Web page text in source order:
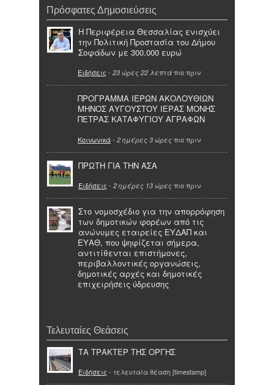
Πρόσφατες Δημοσιεύσεις
Η Περιφέρεια Θεσσαλίας ενισχύει
την Πολιτική Προστασία του Δήμου
Σοφάδων με 300.000 ευρώ
Ειδήσεις - 23 ώρες 22 λεπτά πιο πριν
ΠΡΟΓΡΑΜΜΑ ΙΕΡΩΝ ΑΚΟΛΟΥΘΙΩΝ
ΜΗΝΟΣ ΑΥΓΟΥΣΤΟΥ ΙΕΡΑΣ ΜΟΝΗΣ
ΠΕΤΡΑΣ ΚΑΤΑΦΥΓΙΟΥ ΑΓΡΑΦΩΝ
Κοινωνικά- 2 ημέρες 3 ώρες πιο πριν
ΠΡΩΤΗ ΓΙΑ ΤΗΝ ΑΣΑ
Ειδήσεις - 2 ημέρες 13 ώρες πιο πριν
Στο νομοσχέδιο για την απορρόφηση
των δημοτικών φορέων από τις
ανώνυμες εταιρείες ΕΥΔΑΠ και
ΕΥΑΘ, που ψηφίζεται σήμερα,
αντιτίθενται επιστήμονες,
περιβαλλοντικές οργανώσεις,
δημοτικές αρχές και δημοτικές
επιχειρήσεις ύδρευσης
Τελευταίες Θεάσεις
ΤΑ ΤΡΑΚΤΕΡ ΤΗΣ ΟΡΓΗΣ
Ειδήσεις - τελευταία θέαση [timestamp]